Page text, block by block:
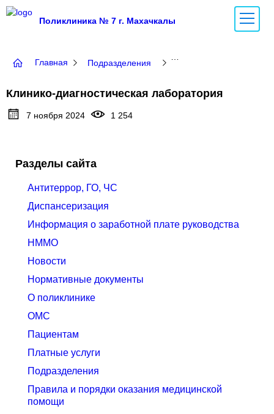
Поликлиника № 7 г. Махачкалы
Главная Подразделения Клинико-
Клинико-диагностическая лаборатория
7 ноября 2024 1 254
Разделы сайта
Антитеррор, ГО, ЧС
Диспансеризация
Информация о заработной плате руководства
НММО
Новости
Нормативные документы
О поликлинике
ОМС
Пациентам
Платные услуги
Подразделения
Правила и порядки оказания медицинской
помощи